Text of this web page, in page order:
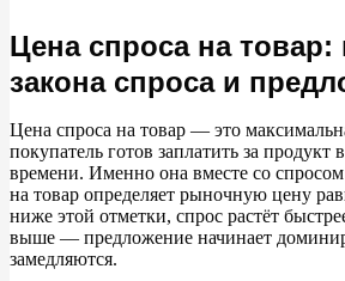
Обратная связь «цена →
Изменения спроса и цен на товары
Предложение и его закон
Объем предложения
Цена спроса на
закона спроса и
Цена спроса на товар — это
покупатель готов заплатить за продукт в
времени. Именно она вместе со
на товар определяет рыночную цену
ниже этой отметки, спрос растёт
выше — предложение начинает
замедляются.